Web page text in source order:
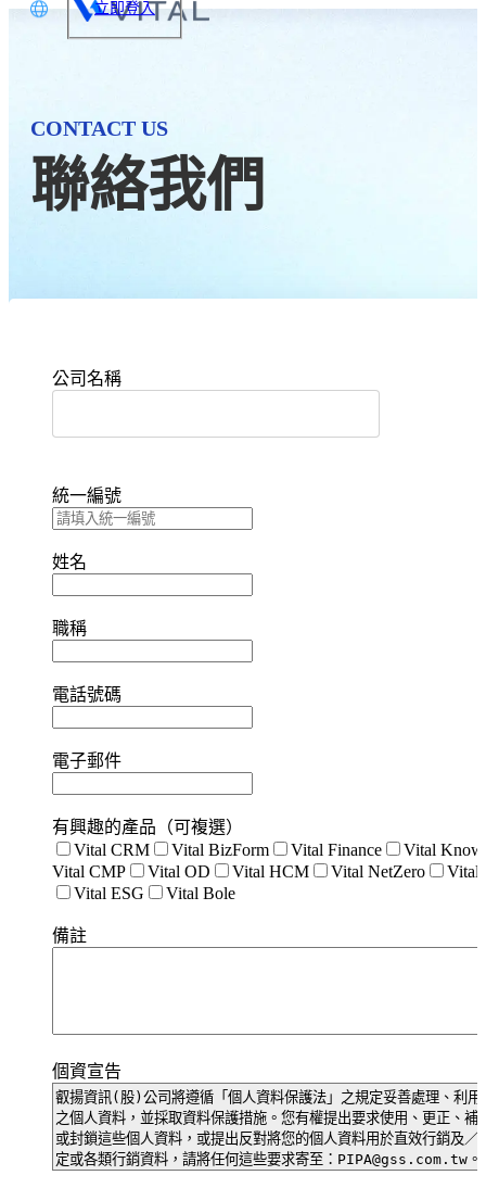
中文
立即登入
CONTACT US
聯絡我們
公司名稱
統一編號
姓名
職稱
電話號碼
電子郵件
有興趣的產品（可複選）
Vital CRM
Vital BizForm Vital Finance
Vital
Vital CMP
Vital OD Vital HCM Vital NetZero
Vital
Vital ESG
Vital Bole
備註
個資宣告